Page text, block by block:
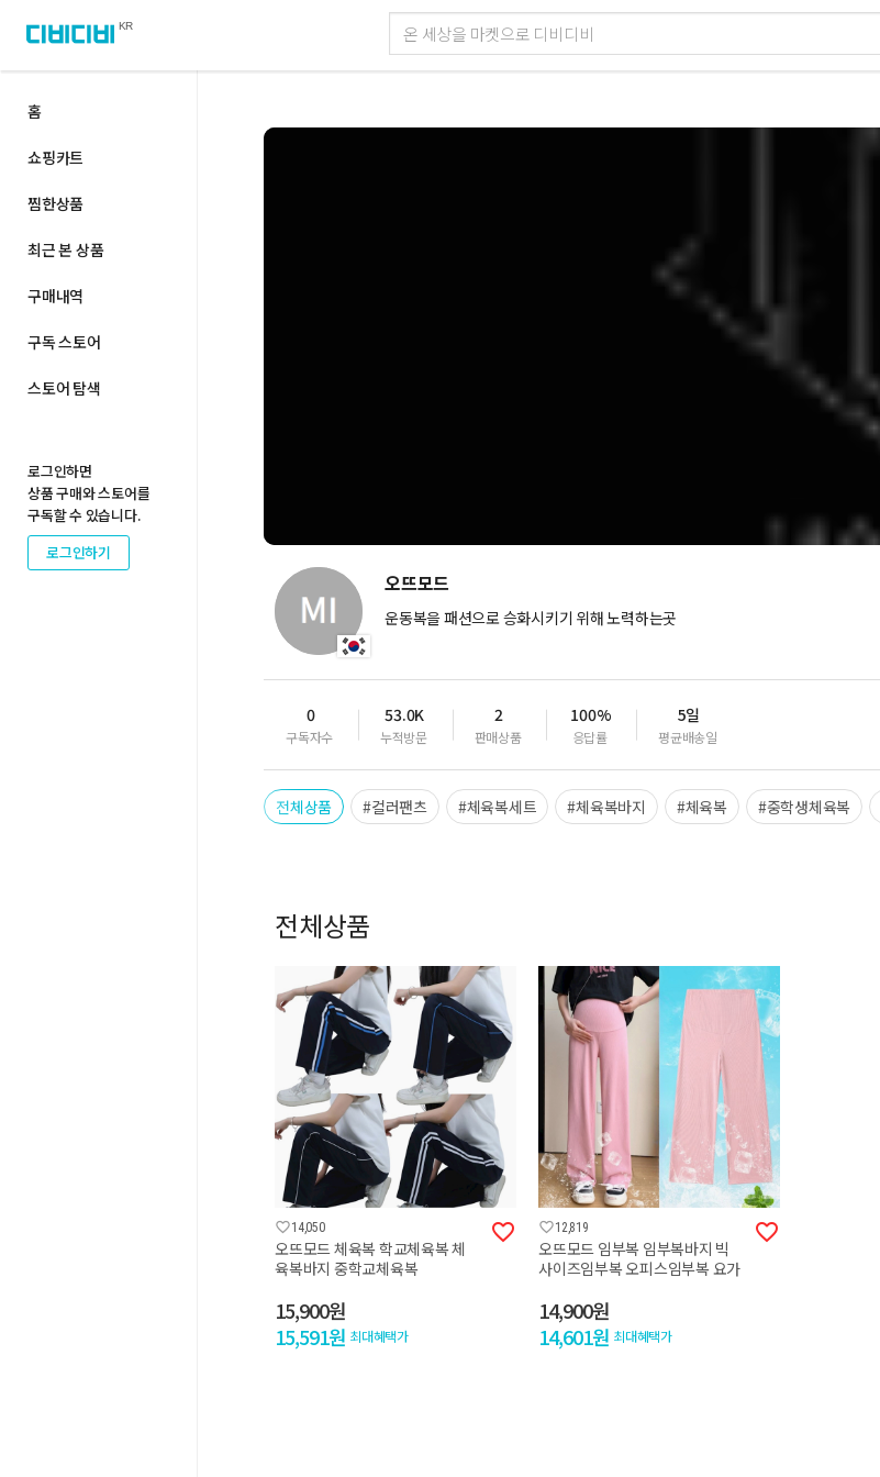
KR
홈
쇼핑카트
찜한상품
최근 본 상품
구매내역
구독 스토어
스토어 탐색
로그인하면
상품 구매와 스토어를
구독할 수 있습니다.
로그인하기
오뜨모드
운동복을 패션으로 승화시키기 위해 노력하는곳
0
구독자수
53.0K
누적방문
2
판매상품
100%
응답률
5일
평균배송일
전체상품 #컬러팬츠 #체육복세트 #체육복바지 #체육복 #중학생체육복
전체상품
14,050 
오뜨모드 체육복 학교체육복 체
육복바지 중학교체육복
15,900원
15,591원 최대혜택가
12,819 
오뜨모드 임부복 임부복바지 빅
사이즈임부복 오피스임부복 요가
부요가복 빅사이즈요가복
14,900원
14,601원 최대혜택가